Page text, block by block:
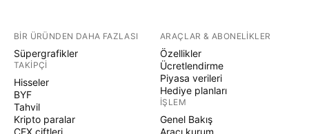
BIR ÜRÜNDEN DAHA FAZLASI
Süpergrafikler
TAKIPÇI
Hisseler
BYF
Tahvil
Kripto paralar
CEX çiftleri
ARAÇLAR & ABONELIKLER
Özellikler
Ücretlendirme
Piyasa verileri
Hediye planları
İŞLEM
Genel Bakış
Aracı kurum